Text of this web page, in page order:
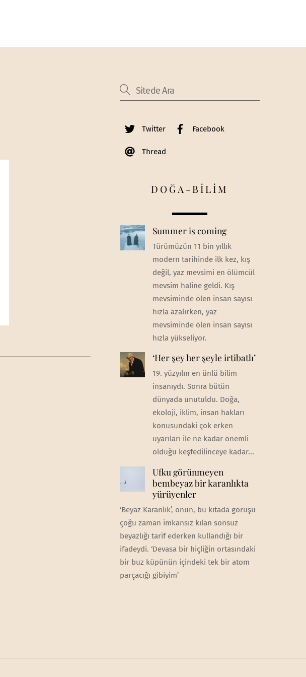
Twitter Facebook
Thread
DOĞA-BİLİM
Summer is coming
Türümüzün 11 bin yıllık
modern tarihinde ilk kez, kış
değil, yaz mevsimi en ölümcül
mevsim haline geldi. Kış
mevsiminde ölen insan sayısı
hızla azalırken, yaz
mevsiminde ölen insan sayısı
hızla yükseliyor.
‘Her şey her şeyle irtibatlı’
19. yüzyılın en ünlü bilim
insanıydı. Sonra bütün
dünyada unutuldu. Doğa,
ekoloji, iklim, insan hakları
konusundaki çok erken
uyarıları ile ne kadar önemli
olduğu keşfedilinceye kadar...
Ufku görünmeyen
bembeyaz bir karanlıkta
yürüyenler
‘Beyaz Karanlık’, onun, bu kıtada görüşü
çoğu zaman imkansız kılan sonsuz
beyazlığı tarif ederken kullandığı bir
ifadeydi. ‘Devasa bir hiçliğin ortasındaki
bir buz küpünün içindeki tek bir atom
parçacığı gibiyim’